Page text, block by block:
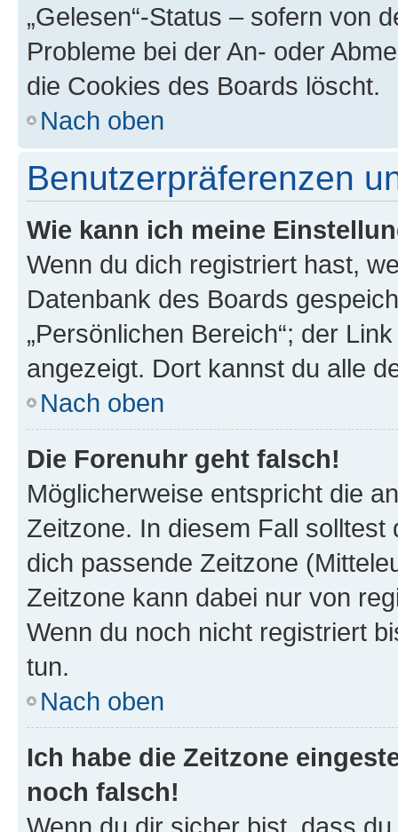
„Gelesen“-Status – sofern von
Probleme bei der An- oder
die Cookies des Boards löscht.
Nach oben
Benutzerpräferenzen
Wie kann ich meine
Wenn du dich registriert hast,
Datenbank des Boards
„Persönlichen Bereich“; der
angezeigt. Dort kannst du alle
Nach oben
Die Forenuhr geht falsch!
Möglicherweise entspricht die
Zeitzone. In diesem Fall solltest
dich passende Zeitzone
Zeitzone kann dabei nur von
Wenn du noch nicht registriert
tun.
Nach oben
Ich habe die Zeitzone
noch falsch!